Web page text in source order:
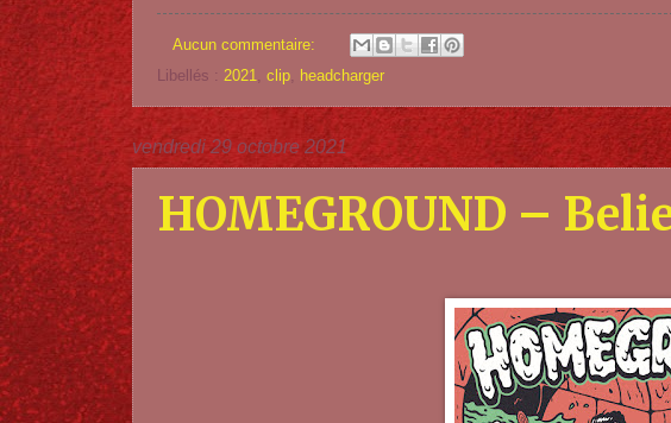
Aucun commentaire:
Libellés : 2021, clip, headcharger
vendredi 29 octobre 2021
HOMEGROUND –